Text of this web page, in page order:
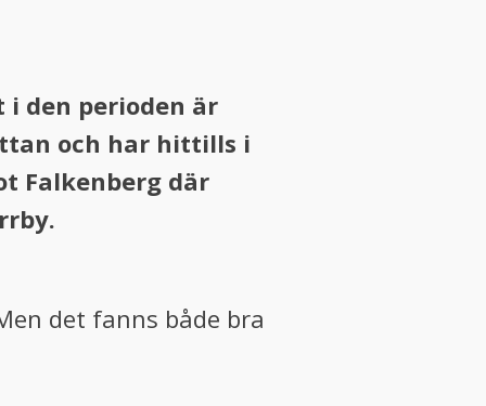
i den perioden är
och har hittills i
Falkenberg där
det fanns både bra